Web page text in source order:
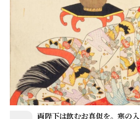
両陛下は飲むお真似を。寒の